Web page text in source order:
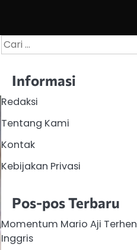
Cari
untuk:
Informasi
Redaksi
Tentang Kami
Kontak
Kebijakan Privasi
Pos-pos Terbaru
Momentum Mario Aji
Inggris